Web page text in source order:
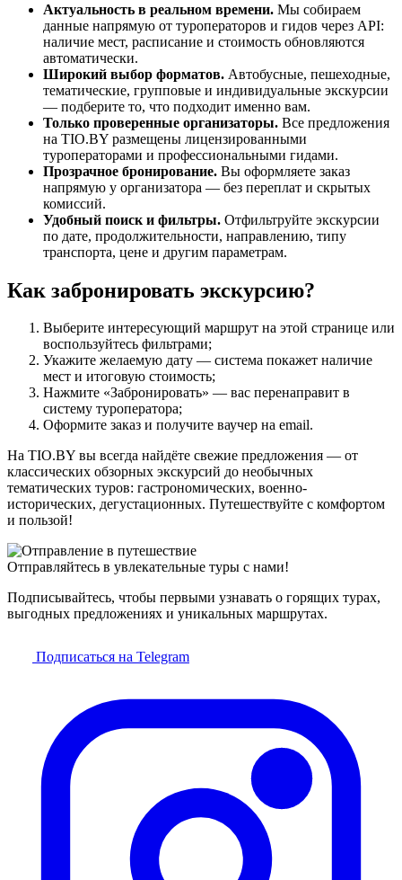
Актуальность в реальном времени. Мы собираем
данные напрямую от туроператоров и гидов через API:
наличие мест, расписание и стоимость обновляются
автоматически.
Широкий выбор форматов. Автобусные, пешеходные,
тематические, групповые и индивидуальные экскурсии
— подберите то, что подходит именно вам.
Только проверенные организаторы. Все предложения
на TIO.BY размещены лицензированными
туроператорами и профессиональными гидами.
Прозрачное бронирование. Вы оформляете заказ
напрямую у организатора — без переплат и скрытых
комиссий.
Удобный поиск и фильтры. Отфильтруйте экскурсии
по дате, продолжительности, направлению, типу
транспорта, цене и другим параметрам.
Как забронировать экскурсию?
Выберите интересующий маршрут на этой странице или
воспользуйтесь фильтрами;
Укажите желаемую дату — система покажет наличие
мест и итоговую стоимость;
Нажмите «Забронировать» — вас перенаправит в
систему туроператора;
Оформите заказ и получите ваучер на email.
На TIO.BY вы всегда найдёте свежие предложения — от
классических обзорных экскурсий до необычных
тематических туров: гастрономических, военно-
исторических, дегустационных. Путешествуйте с комфортом
и пользой!
Отправляйтесь в увлекательные туры с нами!
Подписывайтесь, чтобы первыми узнавать о горящих турах,
выгодных предложениях и уникальных маршрутах.
Подписаться на Telegram